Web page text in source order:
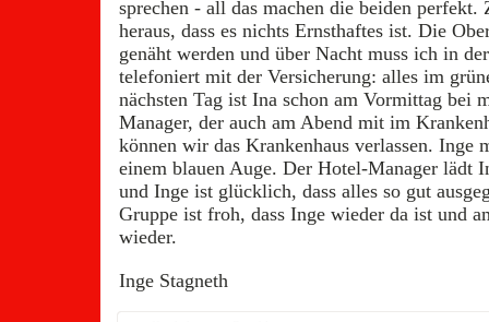
sprechen - all das machen die beiden
heraus, dass es nichts Ernsthaftes ist. Die
genäht werden und über Nacht muss ich in
telefoniert mit der Versicherung: alles im
nächsten Tag ist Ina schon am Vormittag bei
Manager, der auch am Abend mit im
können wir das Krankenhaus verlassen. Inge
einem blauen Auge. Der Hotel-Manager lädt
und Inge ist glücklich, dass alles so gut
Gruppe ist froh, dass Inge wieder da ist und
wieder.
Inge Stagneth